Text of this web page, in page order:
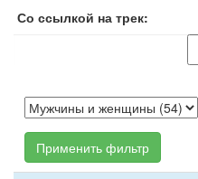
Со ссылкой на трек:
Применить фильтр